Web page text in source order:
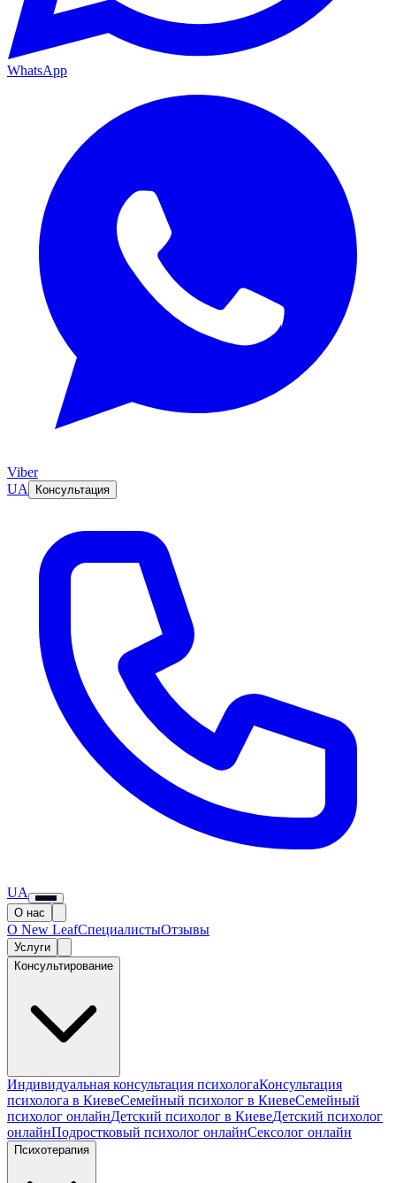
WhatsApp
Viber
UA
Консультация
UA
О нас
О New LeafСпециалистыОтзывы
Услуги
Консультирование
Индивидуальная консультация психологаКонсультация
психолога в КиевеСемейный психолог в КиевеСемейный
психолог онлайнДетский психолог в КиевеДетский психолог
онлайнПодростковый психолог онлайнСексолог онлайн
Психотерапия